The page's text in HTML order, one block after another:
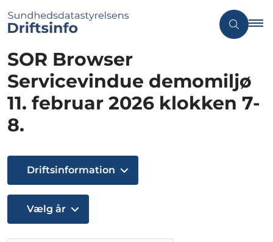
SOR Browser
Servicevindue demomiljø
11. februar 2026 klokken 7-
8.
Driftsinformation
Vælg år